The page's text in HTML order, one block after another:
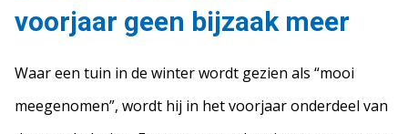
voorjaar geen bijzaak meer
Waar een tuin in de winter wordt gezien als “mooi
meegenomen”, wordt hij in het voorjaar onderdeel van